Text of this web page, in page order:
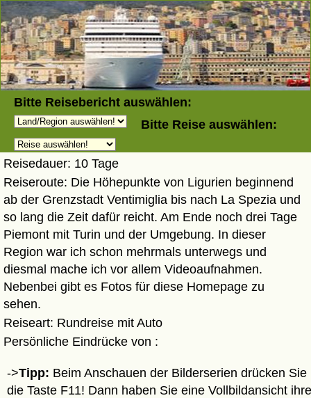
Reisebericht
Reisezeit: Februar und März 2023
Reisedauer: 10 Tage
Reiseroute: Die Höhepunkte von Ligurien beginnend
ab der Grenzstadt Ventimiglia bis nach La Spezia und
so lang die Zeit dafür reicht. Am Ende noch drei Tage
Piemont mit Turin und der Umgebung. In dieser
Region war ich schon mehrmals unterwegs und
diesmal mache ich vor allem Videoaufnahmen.
Nebenbei gibt es Fotos für diese Homepage zu
sehen.
Reiseart: Rundreise mit Auto
Persönliche Eindrücke von :
->Tipp: Beim Anschauen der Bilderserien drücken Sie
die Taste F11! Dann haben Sie eine Vollbildansicht
Bitte Reisebericht auswählen:
Bitte Reise auswählen: